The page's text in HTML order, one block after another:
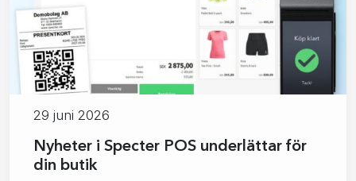
29 juni 2026
Nyheter i Specter POS underlättar för
din butik